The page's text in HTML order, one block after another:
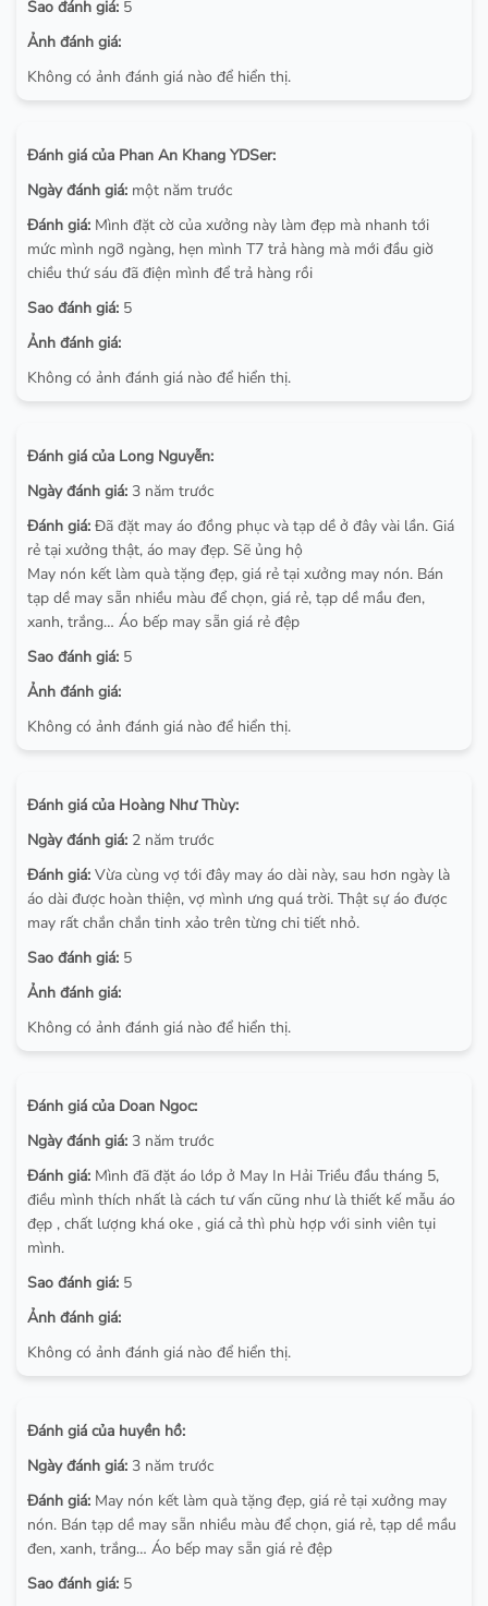
Sao đánh giá: 5
Ảnh đánh giá:
Không có ảnh đánh giá nào để hiển thị.
Đánh giá của Phan An Khang YDSer:
Ngày đánh giá: một năm trước
Đánh giá: Mình đặt cờ của xưởng này làm đẹp mà nhanh tới
mức mình ngỡ ngàng, hẹn mình T7 trả hàng mà mới đầu giờ
chiều thứ sáu đã điện mình để trả hàng rồi
Sao đánh giá: 5
Ảnh đánh giá:
Không có ảnh đánh giá nào để hiển thị.
Đánh giá của Long Nguyễn:
Ngày đánh giá: 3 năm trước
Đánh giá: Đã đặt may áo đồng phục và tạp dề ở đây vài lần. Giá
rẻ tại xưởng thật, áo may đẹp. Sẽ ủng hộ
May nón kết làm quà tặng đẹp, giá rẻ tại xưởng may nón. Bán
tạp dề may sẵn nhiều màu để chọn, giá rẻ, tạp dề mầu đen,
xanh, trắng… Áo bếp may sẵn giá rẻ đệp
Sao đánh giá: 5
Ảnh đánh giá:
Không có ảnh đánh giá nào để hiển thị.
Đánh giá của Hoàng Như Thùy:
Ngày đánh giá: 2 năm trước
Đánh giá: Vừa cùng vợ tới đây may áo dài này, sau hơn ngày là
áo dài được hoàn thiện, vợ mình ưng quá trời. Thật sự áo được
may rất chắn chắn tinh xảo trên từng chi tiết nhỏ.
Sao đánh giá: 5
Ảnh đánh giá:
Không có ảnh đánh giá nào để hiển thị.
Đánh giá của Doan Ngoc:
Ngày đánh giá: 3 năm trước
Đánh giá: Mình đã đặt áo lớp ở May In Hải Triều đầu tháng 5,
điều mình thích nhất là cách tư vấn cũng như là thiết kế mẫu áo
đẹp , chất lượng khá oke , giá cả thì phù hợp với sinh viên tụi
mình.
Sao đánh giá: 5
Ảnh đánh giá:
Không có ảnh đánh giá nào để hiển thị.
Đánh giá của huyền hồ:
Ngày đánh giá: 3 năm trước
Đánh giá: May nón kết làm quà tặng đẹp, giá rẻ tại xưởng may
nón. Bán tạp dề may sẵn nhiều màu để chọn, giá rẻ, tạp dề mầu
đen, xanh, trắng… Áo bếp may sẵn giá rẻ đệp
Sao đánh giá: 5